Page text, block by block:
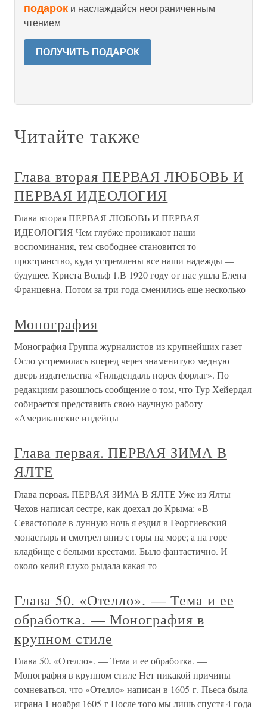
подарок и наслаждайся неограниченным
чтением
ПОЛУЧИТЬ ПОДАРОК
Читайте также
Глава вторая ПЕРВАЯ ЛЮБОВЬ И
ПЕРВАЯ ИДЕОЛОГИЯ
Глава вторая ПЕРВАЯ ЛЮБОВЬ И ПЕРВАЯ
ИДЕОЛОГИЯ Чем глубже проникают наши
воспоминания, тем свободнее становится то
пространство, куда устремлены все наши надежды —
будущее. Криста Вольф 1.В 1920 году от нас ушла Елена
Францевна. Потом за три года сменились еще несколько
Монография
Монография Группа журналистов из крупнейших газет
Осло устремилась вперед через знаменитую медную
дверь издательства «Гильдендаль норск форлаг». По
редакциям разошлось сообщение о том, что Тур Хейердал
собирается представить свою научную работу
«Американские индейцы
Глава первая. ПЕРВАЯ ЗИМА В
ЯЛТЕ
Глава первая. ПЕРВАЯ ЗИМА В ЯЛТЕ Уже из Ялты
Чехов написал сестре, как доехал до Крыма: «В
Севастополе в лунную ночь я ездил в Георгиевский
монастырь и смотрел вниз с горы на море; а на горе
кладбище с белыми крестами. Было фантастично. И
около келий глухо рыдала какая-то
Глава 50. «Отелло». — Тема и ее
обработка. — Монография в
крупном стиле
Глава 50. «Отелло». — Тема и ее обработка. —
Монография в крупном стиле Нет никакой причины
сомневаться, что «Отелло» написан в 1605 г. Пьеса была
играна 1 ноября 1605 г После того мы лишь спустя 4 года